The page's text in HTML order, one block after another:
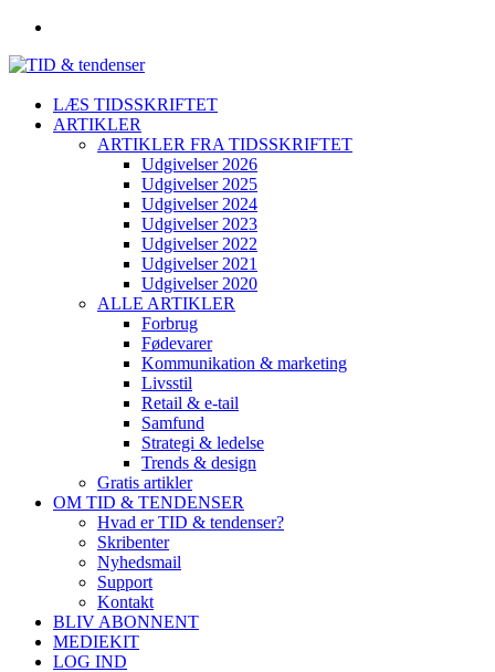
LÆS TIDSSKRIFTET
ARTIKLER
ARTIKLER FRA TIDSSKRIFTET
Udgivelser 2026
Udgivelser 2025
Udgivelser 2024
Udgivelser 2023
Udgivelser 2022
Udgivelser 2021
Udgivelser 2020
ALLE ARTIKLER
Forbrug
Fødevarer
Kommunikation & marketing
Livsstil
Retail & e-tail
Samfund
Strategi & ledelse
Trends & design
Gratis artikler
OM TID & TENDENSER
Hvad er TID & tendenser?
Skribenter
Nyhedsmail
Support
Kontakt
BLIV ABONNENT
MEDIEKIT
LOG IND